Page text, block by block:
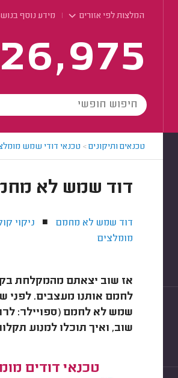
המלצות לפי אזורים מידע נוסף
טכנאים ותיקונים> טכנאי דודי שמש
דוד שמש לא
דוד שמש לא מחמם ■ ניקוי
מומלצים
אז שוב יצאתם מהמקלחת
לחמם אותנו מעצבים. לפני
שמש לא לחמם (ספויילר:
שוב, ואיך תוכלו למנוע
טכנאי דודים